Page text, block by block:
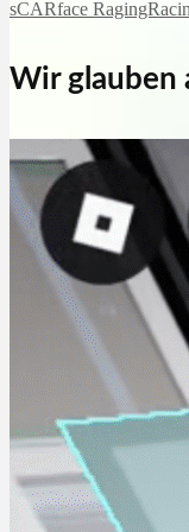
sCARface
Wir glauben